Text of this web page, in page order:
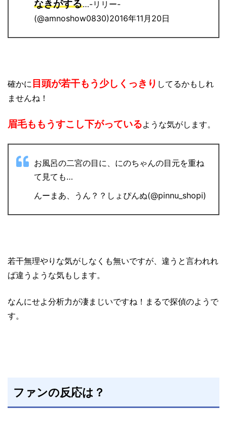
なきがする…-リリー-
(@amnoshow0830)2016年11月20日
確かに 目頭が若干もう少しくっきり してるかもしれ
ませんね！
眉毛ももうすこし下がっているような気がします。
お風呂の二宮の目に、にのちゃんの目元を重ね
て見ても…
んーまあ、うん？？しょぴんぬ(@pinnu_shopi)
若干無理やりな気がしなくも無いですが、違うと言われれ
ば違うような気もします。
なんにせよ分析力が凄まじいですね！まるで探偵のようで
す。
ファンの反応は？